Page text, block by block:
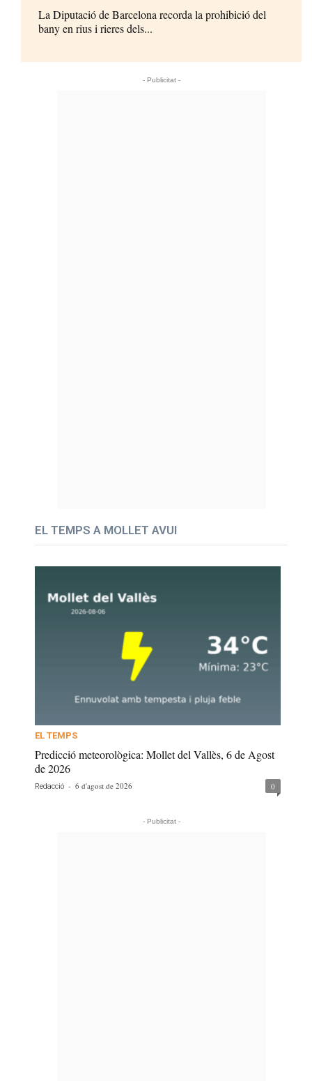
La Diputació de Barcelona recorda la prohibició del
bany en rius i rieres dels...
- Publicitat -
EL TEMPS A MOLLET AVUI
EL TEMPS
Predicció meteorològica: Mollet del Vallès, 6 de Agost
de 2026
Redacció - 6 d'agost de 2026 0
- Publicitat -